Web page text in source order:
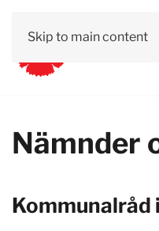
Skip to main content
Nämnder
Kommunalråd